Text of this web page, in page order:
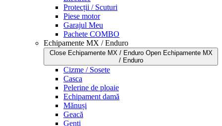
Protecții / Scuturi
Piese motor
Garajul Meu
Pachete COMBO
Echipamente MX / Enduro
Close Echipamente MX / Enduro Open Echipamente MX
/ Enduro
Cizme / Sosete
Casca
Pelerine de ploaie
Echipament damă
Mănuși
Geacă
Genți